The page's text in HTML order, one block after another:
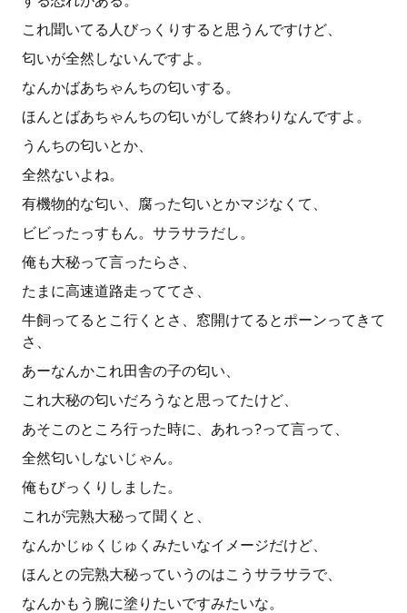
これ聞いてる人びっくりすると思うんですけど、
匂いが全然しないんですよ。
なんかばあちゃんちの匂いする。
ほんとばあちゃんちの匂いがして終わりなんですよ。
うんちの匂いとか、
全然ないよね。
有機物的な匂い、腐った匂いとかマジなくて、
ビビったっすもん。サラサラだし。
俺も大秘って言ったらさ、
たまに高速道路走っててさ、
牛飼ってるとこ行くとさ、窓開けてるとポーンってきて
さ、
あーなんかこれ田舎の子の匂い、
これ大秘の匂いだろうなと思ってたけど、
あそこのところ行った時に、あれっ?って言って、
全然匂いしないじゃん。
俺もびっくりしました。
これが完熟大秘って聞くと、
なんかじゅくじゅくみたいなイメージだけど、
ほんとの完熟大秘っていうのはこうサラサラで、
なんかもう腕に塗りたいですみたいな。